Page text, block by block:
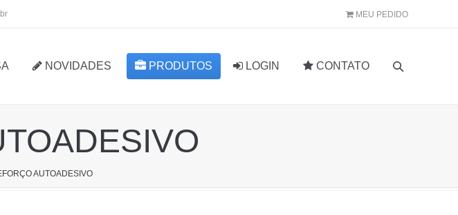
MEU PEDIDO
NOVIDADES PRODUTOS LOGIN CONTATO
AUTOADESIVO